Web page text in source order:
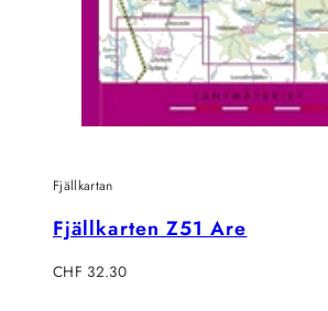
Fjällkartan
Fjällkarten Z51 Are
Regulärer
CHF 32.30